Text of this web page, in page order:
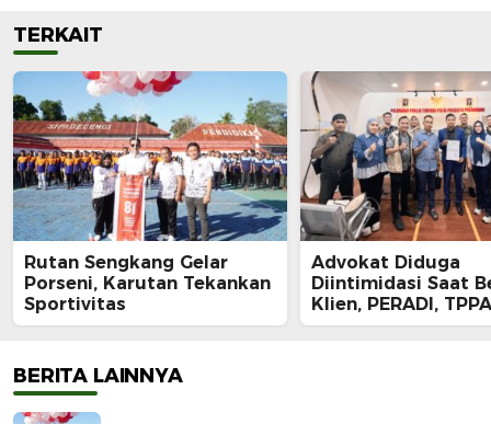
TERKAIT
Rutan Sengkang Gelar
Porseni, Karutan Tekankan
Sportivitas
Advokat Diduga
Diintimidasi Saat
Klien, PERADI,
IKADIN Kompak
BERITA LAINNYA